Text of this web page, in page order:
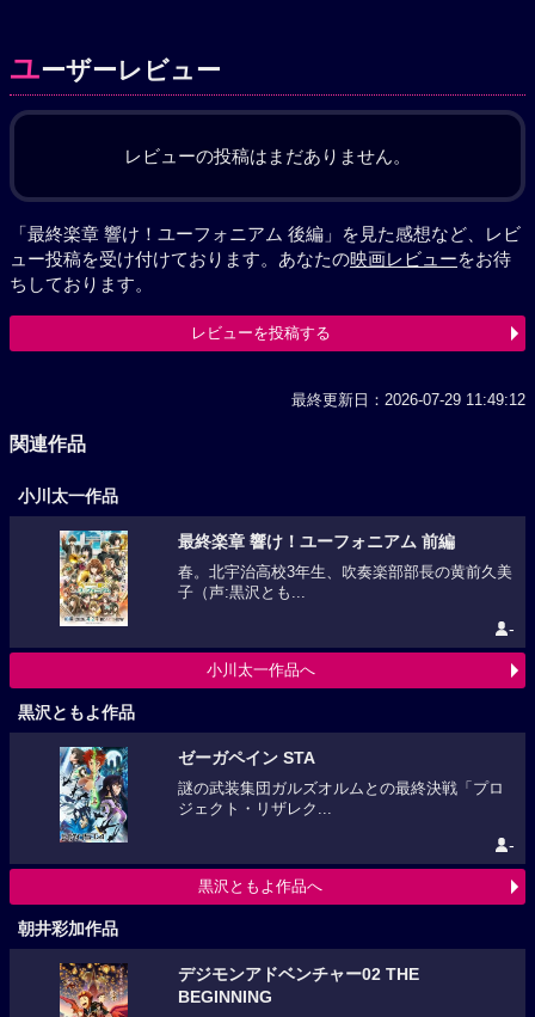
ユーザーレビュー
レビューの投稿はまだありません。
「最終楽章 響け！ユーフォニアム 後編」を見た感想など、レビ
ュー投稿を受け付けております。あなたの映画レビューをお待
ちしております。
レビューを投稿する
最終更新日：2026-07-29 11:49:12
関連作品
小川太一作品
最終楽章 響け！ユーフォニアム 前編
春。北宇治高校3年生、吹奏楽部部長の黄前久美
子（声:黒沢とも...
-
小川太一作品へ
黒沢ともよ作品
ゼーガペイン STA
謎の武装集団ガルズオルムとの最終決戦「プロ
ジェクト・リザレク...
-
黒沢ともよ作品へ
朝井彩加作品
デジモンアドベンチャー02 THE
BEGINNING